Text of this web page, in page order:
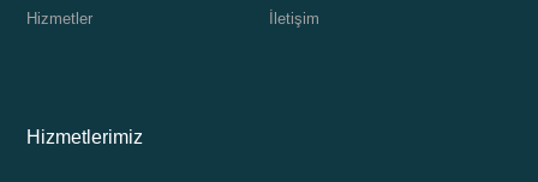
Hizmetler İletişim
Hizmetlerimiz